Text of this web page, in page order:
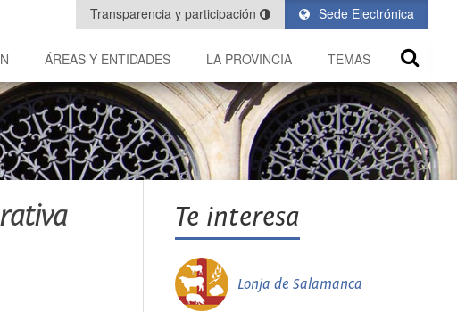
Sede Electrónica
Transparencia y participación
ÁREAS Y ENTIDADES LA PROVINCIA TEMAS
Te interesa
Lonja de Salamanca